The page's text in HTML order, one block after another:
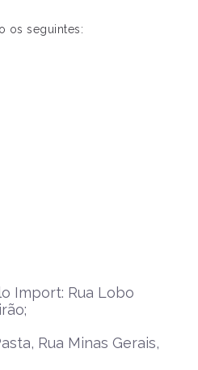
os seguintes:
Import: Rua Lobo
Rua Minas Gerais,